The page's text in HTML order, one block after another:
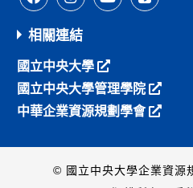
相關連結
國立中央大學
國立中央大學管理學院
中華企業資源規劃學會
© 國立中央大學企業資源